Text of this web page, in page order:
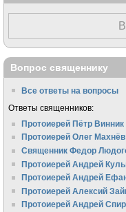
Вопрос священнику
Все ответы на вопросы
Ответы священников:
Протоиерей Пётр Винник
Протоиерей Олег Махнёв
Священник Федор
Протоиерей Андрей
Протоиерей Андрей
Протоиерей Алексий
Протоиерей Андрей